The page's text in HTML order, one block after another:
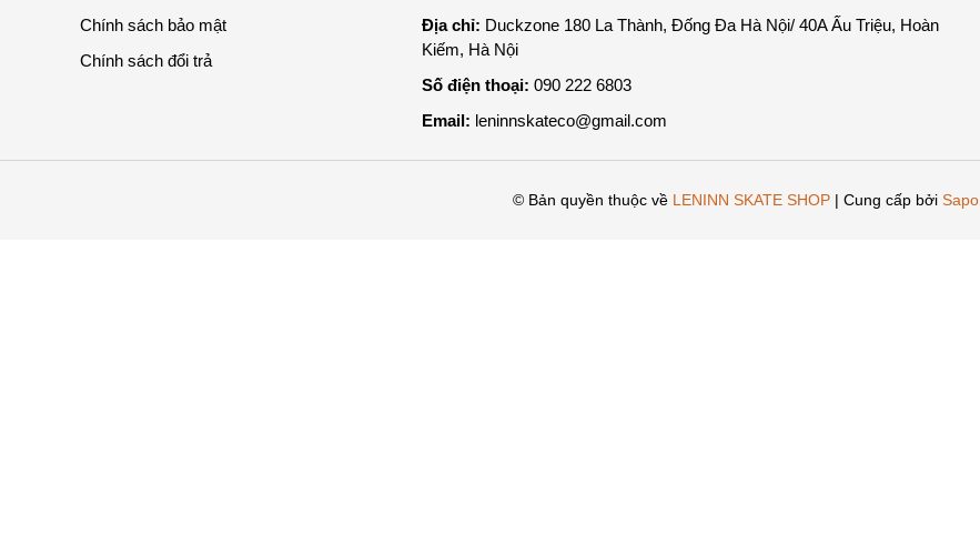
Chính sách bảo mật
Chính sách đổi trả
Địa chỉ: Duckzone 180 La Thành, Đống Đa Hà Nội/ 40A Ấu Triệu, Hoàn
Kiếm, Hà Nội
Số điện thoại: 090 222 6803
Email: leninnskateco@gmail.com
© Bản quyền thuộc về LENINN SKATE SHOP | Cung cấp bởi Sapo